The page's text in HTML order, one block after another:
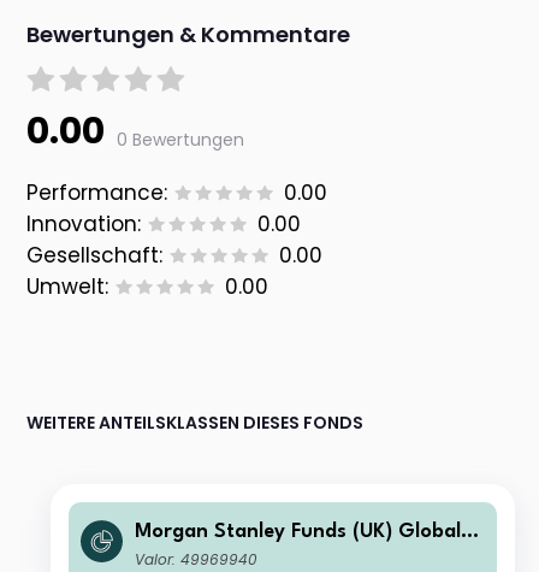
Bewertungen & Kommentare
0.00 0 Bewertungen
Performance:
0.00
Innovation:
0.00
Gesellschaft:
0.00
Umwelt:
0.00
WEITERE ANTEILSKLASSEN DIESES FONDS
Morgan Stanley Funds (UK) Global B
rands Fund I Accumulation Hedged
Valor: 49969940